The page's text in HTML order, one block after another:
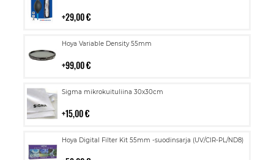
29,00 €
Hoya Variable Density 55mm
99,00 €
Lisää
Sigma mikrokuituliina 30x30cm
15,00 €
Lisää
Hoya Digital Filter Kit 55mm -suodinsarja (UV/CIR-PL/ND8)
Lisää